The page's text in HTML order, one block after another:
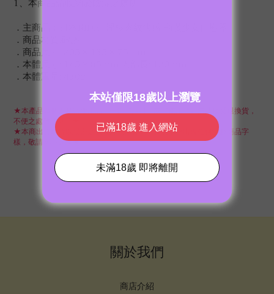
．主商品：日本RIDE- 淫極肉紋快感 動漫少女自慰器
．商品材質:矽膠
．商品尺寸: 205 × 135 × 75mm
．本體尺寸: 145 × 85mm 內部長: 120mm
．本體重量: 430g
★本產品為個人私密性用品，一經〝拆封〞或〝使用〞即無法接受退換貨，
不便之處敬請見諒★
★本商出貨時皆以隱密之包裝方式出貨，外包裝不會出現任何情趣商品字
樣，敬請安心選購★
關於我們
商店介紹